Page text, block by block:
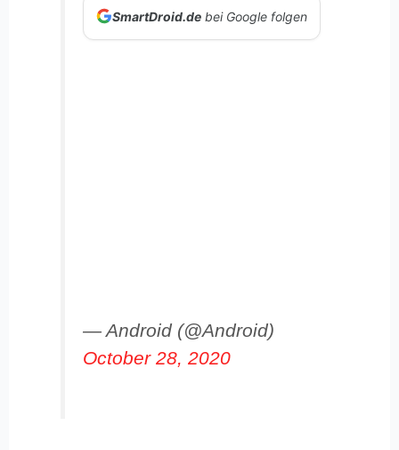
SmartDroid.de bei Google folgen
— Android (@Android)
October 28, 2020